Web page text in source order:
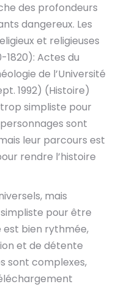
des profondeurs
dangereux. Les
et religieuses
1820): Actes du
de l’Université
1992) (Histoire)
simpliste pour
sont
leur parcours est
rendre l’histoire
mais
pour être
est bien rythmée,
et de détente
sont complexes,